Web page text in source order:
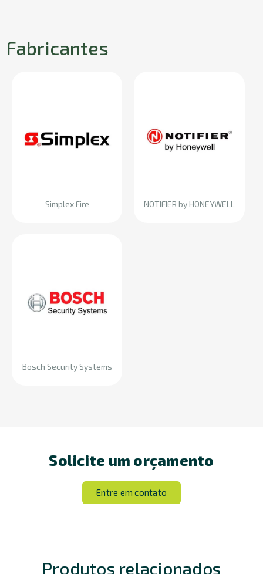
Fabricantes
Simplex Fire NOTIFIER by HONEYWELL
Bosch Security Systems
Solicite um orçamento
Entre em contato
Produtos relacionados